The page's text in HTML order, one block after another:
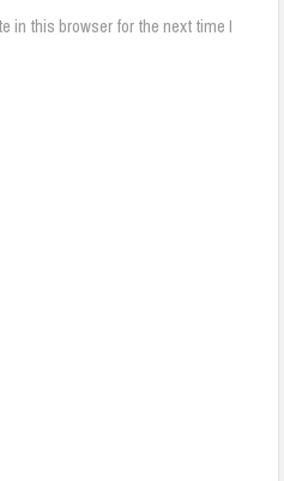
in this browser for the next time I